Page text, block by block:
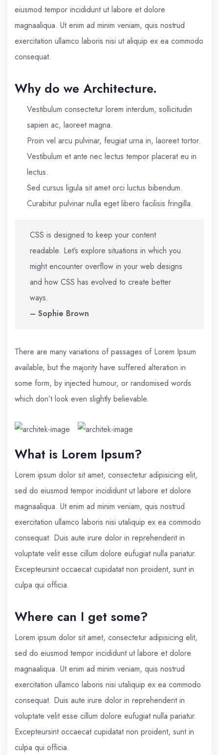
eiusmod tempor incididunt ut labore et dolore
magnaaliqua. Ut enim ad minim veniam, quis nostrud
exercitation ullamco laboris nisi ut aliquip ex ea commodo
consequat.
Why do we Architecture.
Vestibulum consectetur lorem interdum, sollicitudin
sapien ac, laoreet magna.
Proin vel arcu pulvinar, feugiat urna in, laoreet tortor.
Vestibulum et ante nec lectus tempor placerat eu in
lectus.
Sed cursus ligula sit amet orci luctus bibendum.
Curabitur pulvinar nulla eget libero facilisis fringilla.
CSS is designed to keep your content
readable. Let’s explore situations in which you
might encounter overflow in your web designs
and how CSS has evolved to create better
ways.
– Sophie Brown
There are many variations of passages of Lorem Ipsum
available, but the majority have suffered alteration in
some form, by injected humour, or randomised words
which don’t look even slightly believable.
What is Lorem Ipsum?
Lorem ipsum dolor sit amet, consectetur adipisicing elit,
sed do eiusmod tempor incididunt ut labore et dolore
magnaaliqua. Ut enim ad minim veniam, quis nostrud
exercitation ullamco laboris nisi utaliquip ex ea commodo
consequat. Duis aute irure dolor in reprehenderit in
voluptate velit esse cillum dolore eufugiat nulla pariatur.
Excepteursint occaecat cupidatat non proident, sunt in
culpa qui officia.
Where can I get some?
Lorem ipsum dolor sit amet, consectetur adipisicing elit,
sed do eiusmod tempor incididunt ut labore et dolore
magnaaliqua. Ut enim ad minim veniam, quis nostrud
exercitation ullamco laboris nisi utaliquip ex ea commodo
consequat. Duis aute irure dolor in reprehenderit in
voluptate velit esse cillum dolore eufugiat nulla pariatur.
Excepteursint occaecat cupidatat non proident, sunt in
culpa qui officia.